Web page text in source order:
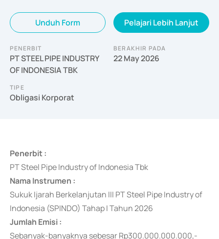
Unduh Form Pelajari Lebih Lanjut
PENERBIT
PT STEEL PIPE INDUSTRY
OF INDONESIA TBK
BERAKHIR PADA
22 May 2026
TIPE
Obligasi Korporat
Penerbit :
PT Steel Pipe Industry of Indonesia Tbk
Nama Instrumen :
Sukuk Ijarah Berkelanjutan III PT Steel Pipe Industry of
Indonesia (SPINDO) Tahap I Tahun 2026
Jumlah Emisi :
Sebanyak-banyaknya sebesar Rp300.000.000.000,-